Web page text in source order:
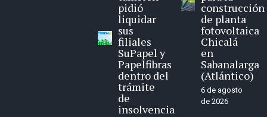
pidió
liquidar
sus
filiales
SuPapel y
Papelfibras
dentro del
trámite
de
insolvencia
construcción
de planta
fotovoltaica
Chicalá
en
Sabanalarga
(Atlántico)
6 de agosto
de 2026